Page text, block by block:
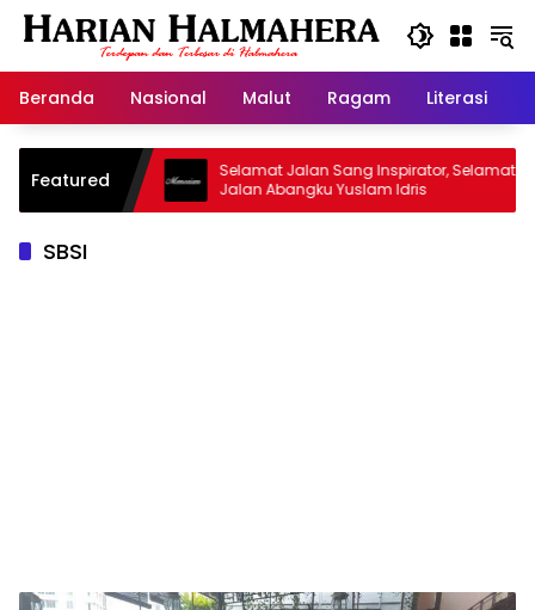
Langsung
Beranda
Nasional Malut Ragam Literasi
Featured
Warisan
Selamat Jalan Sang Inspirator, Selamat
Jalan Abangku Yuslam Idris
SBSI